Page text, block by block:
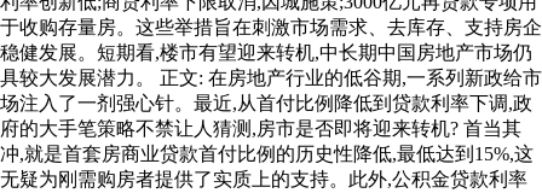
于收购存量房。这些举措旨在刺激市场需求、去库存、支持房企
稳健发展。短期看,楼市有望迎来转机,中长期中国房地产市场仍
具较大发展潜力。 正文: 在房地产行业的低谷期,一系列新政给市
场注入了一剂强心针。最近,从首付比例降低到贷款利率下调,政
府的大手笔策略不禁让人猜测,房市是否即将迎来转机? 首当其
冲,就是首套房商业贷款首付比例的历史性降低,最低达到15%,这
无疑为刚需购房者提供了实质上的支持。此外,公积金贷款利率